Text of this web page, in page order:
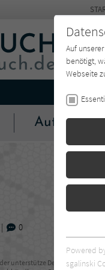
Autor*in
0
unterstütze Deinen
Auf
benötigt,
Webseite
Powered
sgalinski